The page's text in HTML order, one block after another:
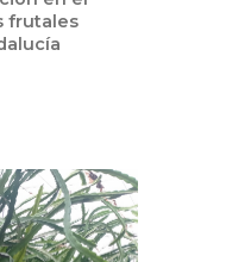
frutales